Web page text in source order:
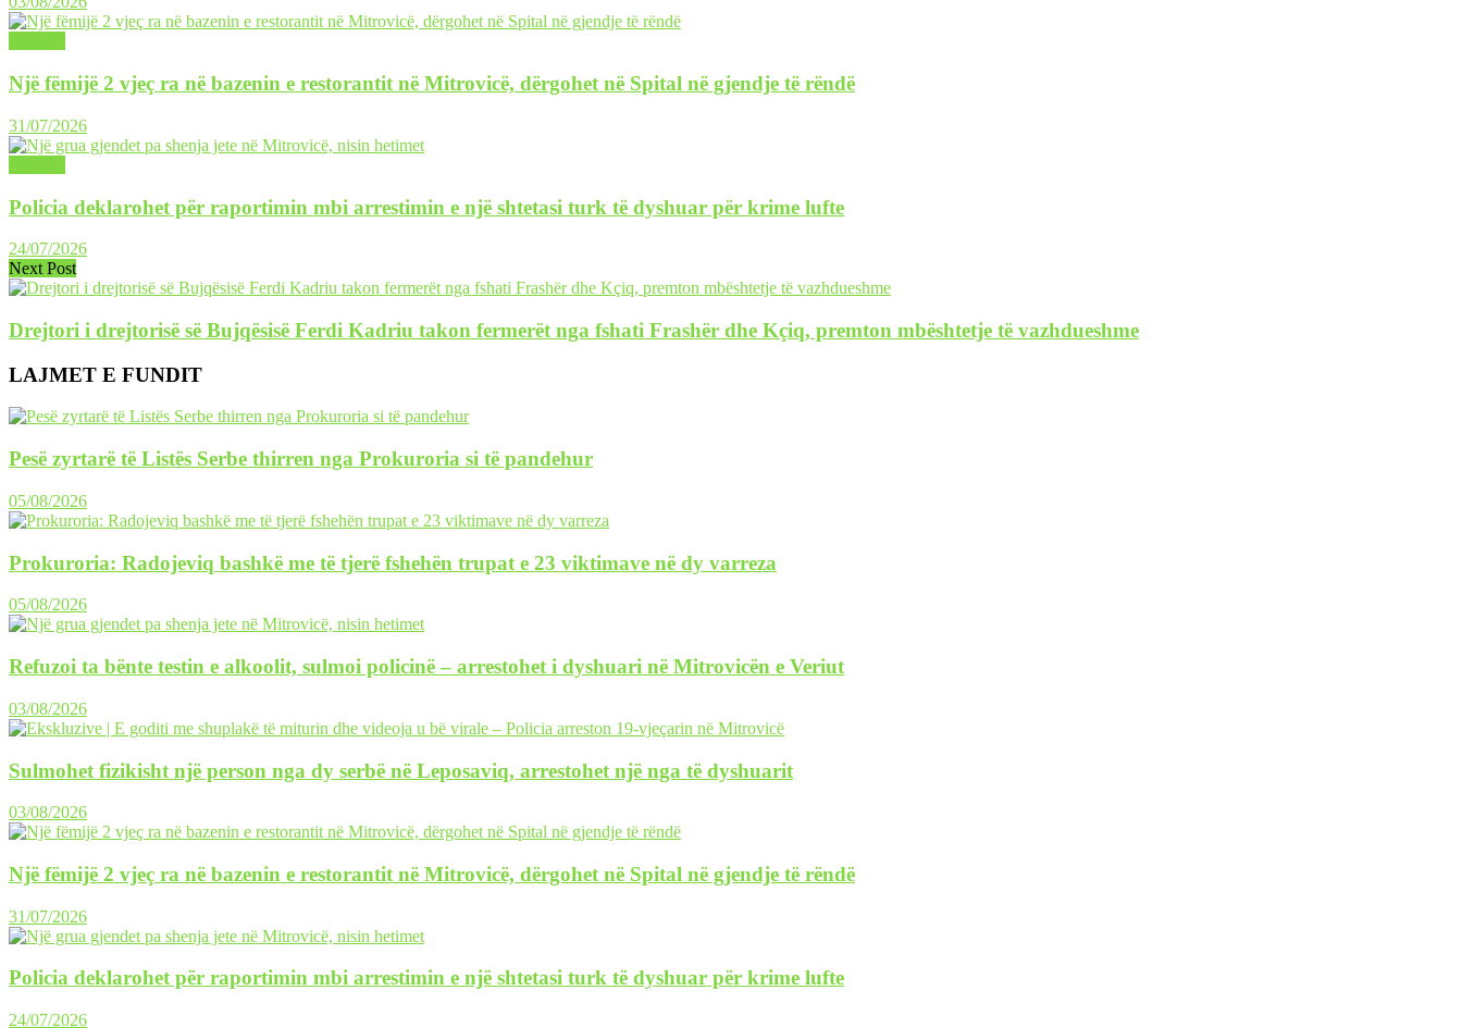
Një fëmijë 2 vjeç ra në bazenin e restorantit në Mitrovicë, dërgohet në Spital në gjendje të rëndë
31/07/2026
Policia deklarohet për raportimin mbi arrestimin e një shtetasi turk të dyshuar për krime lufte
24/07/2026
Next Post
Drejtori i drejtorisë së Bujqësisë Ferdi Kadriu takon fermerët nga fshati Frashër dhe Kçiq, premton mbështetje të vazhdueshme
LAJMET E FUNDIT
Pesë zyrtarë të Listës Serbe thirren nga Prokuroria si të pandehur
05/08/2026
Prokuroria: Radojeviq bashkë me të tjerë fshehën trupat e 23 viktimave në dy varreza
05/08/2026
Refuzoi ta bënte testin e alkoolit, sulmoi policinë – arrestohet i dyshuari në Mitrovicën e Veriut
03/08/2026
Sulmohet fizikisht një person nga dy serbë në Leposaviq, arrestohet një nga të dyshuarit
03/08/2026
Një fëmijë 2 vjeç ra në bazenin e restorantit në Mitrovicë, dërgohet në Spital në gjendje të rëndë
31/07/2026
Policia deklarohet për raportimin mbi arrestimin e një shtetasi turk të dyshuar për krime lufte
24/07/2026